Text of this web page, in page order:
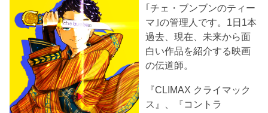
｢チェ・ブンブンのティー
マ｣の管理人です。1日1本
過去、現在、未来から面
白い作品を紹介する映画
の伝道師。
『CLIMAX クライマック
ス』、『コントラ